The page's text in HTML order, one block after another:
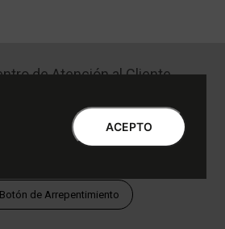
de Atención al Cliente
WhatsApp | Lu a Vi 9 a 20 | Sa 9 a 17
0810-888-3398 | Lu a Vi 9 a 18 | Sa 9 a 17
Botón de Arrepentimiento
ACEPTO